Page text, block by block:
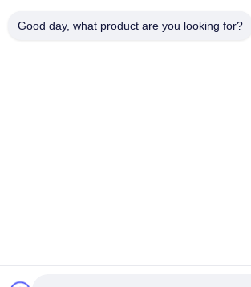
RM. 1601-1603, 1606-1608, 1610, N. 21
Good day, what product are you looking for?